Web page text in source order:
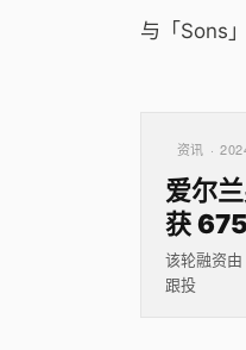
与「Sons
资讯 ·
爱尔
获
该轮融资
跟投